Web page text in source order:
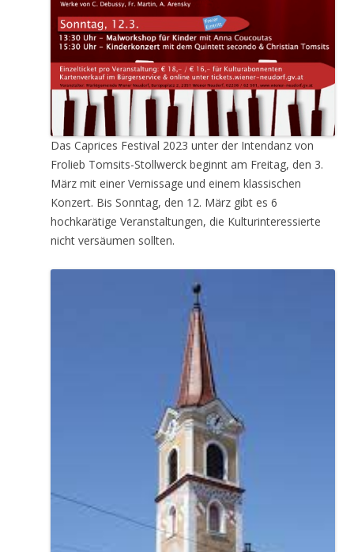
Das Caprices Festival 2023 unter der Intendanz von
Frolieb Tomsits-Stollwerck beginnt am Freitag, den 3.
März mit einer Vernissage und einem klassischen
Konzert. Bis Sonntag, den 12. März gibt es 6
hochkarätige Veranstaltungen, die Kulturinteressierte
nicht versäumen sollten.